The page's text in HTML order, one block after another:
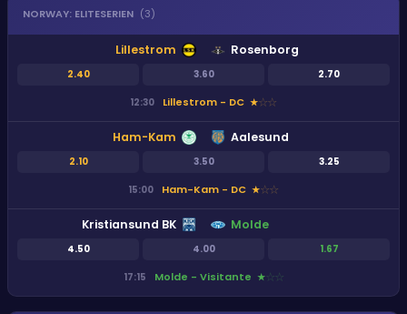
NORWAY: ELITESERIEN (3)
Lillestrom
2.40 3.60 2.70
Rosenborg
12:30 Lillestrom - DC ★★★
Ham-Kam
2.10 3.50 3.25
Aalesund
15:00 Ham-Kam - DC ★★★
Kristiansund BK
4.50 4.00 1.67
Molde
17:15 Molde - Visitante ★★★